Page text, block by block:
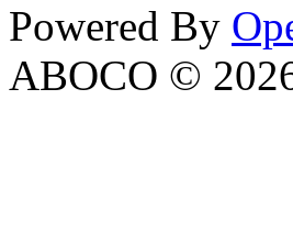
Powered By
ABOCO ©